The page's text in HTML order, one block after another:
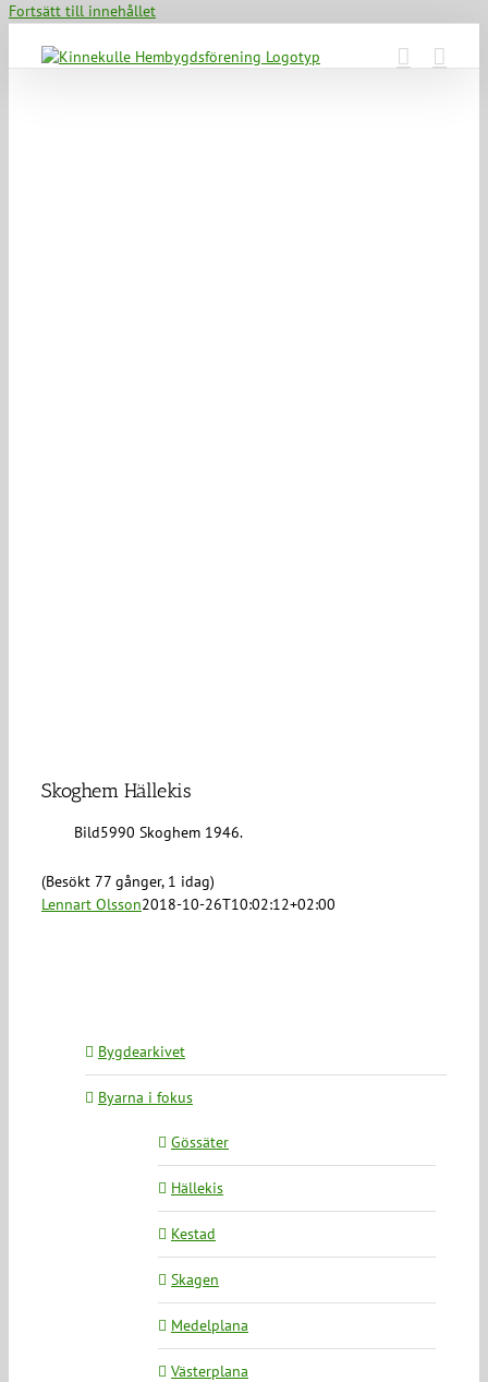
Fortsätt till innehållet
Skoghem Hällekis
Bild5990 Skoghem 1946.
(Besökt 77 gånger, 1 idag)
Lennart Olsson2018-10-26T10:02:12+02:00
Bygdearkivet
Byarna i fokus
Gössäter
Hällekis
Kestad
Skagen
Medelplana
Västerplana